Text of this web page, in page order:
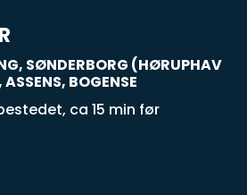
SØNDERBORG (HØRUPHAV
BOGENSE
ca 15 min før